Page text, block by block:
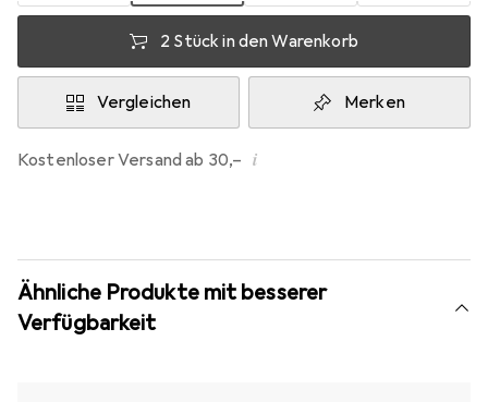
2 Stück in den Warenkorb
Vergleichen Merken
Kostenloser Versand ab 30,– i
Ähnliche Produkte mit besserer
Verfügbarkeit